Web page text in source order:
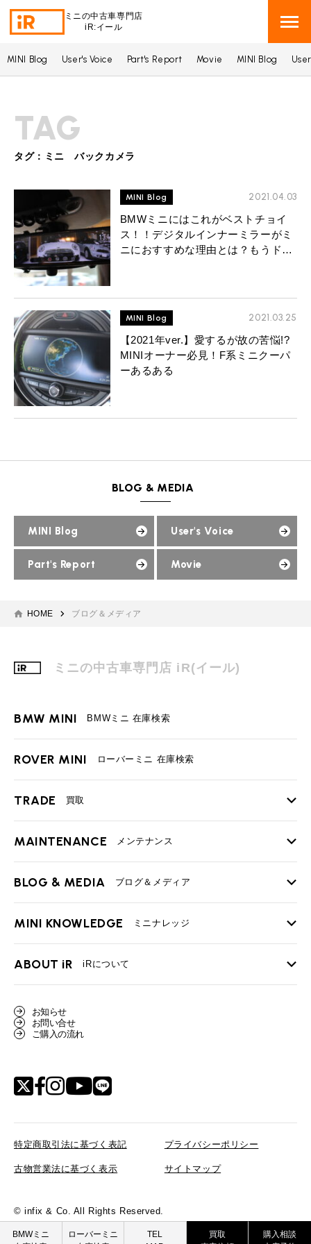
ミニの中古車専門店
iR:イール
BMW MINI BMWミニ 在庫検索
ROVER MINI
TRADE 買取
TOP
iRの買取が他社よりも高い理由
売却手順
必要書類
買取Q&A
iRで愛車を売却されたお客様の声
BMWミニ買取査定依頼
ローバーミニ買取査定依頼
MAINTENANCE メンテナンス
TOP
BMWミニ メンテナンス
ローバーミニ メンテナンス
最近の修理実績
BLOG & MEDIA ブログ＆メディア
TOP
MINI Blog スタッフブログ
User's Voice 購入者様の声
Part's Report パーツ販売のご案内
Movie 動画一覧
MINI KNOWLEDGE
TOP
BMWミニナレッジ
ローバーミニナレッジ
ABOUT iR iRについて
会社概要
スタッフ紹介
MAP
RECRUIT 採用情報
お知らせ
工場
BMW MINI
TEL
買取
購入相談
MINI Blog User's Voice Part's Report Movie MINI Blog
TAG
タグ：ミニ バックカメラ
MINI Blog
2021.04.03
BMWミニにはこれがベストチョイ
ス！！デジタルインナーミラーがミ
ニにおすすめな理由とは？もうドラ
MINI Blog
2021.03.25
【2021年ver.】愛するが故の苦悩!?
MINIオーナー必見！F系ミニクーパ
ーあるある
BLOG & MEDIA
MINI Blog User's Voice
Part's Report Movie
HOME ブログ＆メディア
ミニの中古車専門店 iR(イール)
BMW MINI BMWミニ 在庫検索
ROVER MINI ローバーミニ 在庫検索
TRADE 買取
TOP
必要書類
BMWミニ買取査定依頼
ローバーミニ買取査定依頼
MAINTENANCE メンテナンス
TOP
最近の修理実績
BLOG & MEDIA ブログ＆メディア
TOP
User's Voice 購入者様の声
Part's Report
MINI KNOWLEDGE ミニナレッジ
TOP
ローバーミニナレッジ
ABOUT iR iRについて
スタッフ紹介
リクルート
お知らせ
お問い合せ
ご購入の流れ
特定商取引法に基づく表記 プライバシーポリシー
古物営業法に基づく表示 サイトマップ
© infix & Co. All Rights Reserved.
BMWミニ
ローバーミニ
TEL
買取
購入相談
ROVER MINI